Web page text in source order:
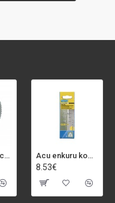
SPECIALIST+ caurumu zāģis BI-METAL, 98 mm Acu enkuru komplekts, 3-13 mm, Rapid, 12 gab.
8.53€